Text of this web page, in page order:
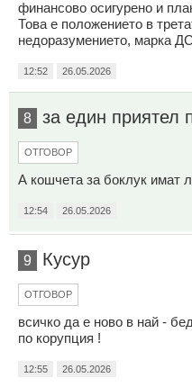
финансово осигурено и
Това е положението в
недоразумението, марка
12:52 26.05.2026
8 за един приятел
ОТГОВОР
А кошчета за боклук имат
12:54 26.05.2026
9 Кусур
ОТГОВОР
всичко да е ново в най -
по корупция !
12:55 26.05.2026